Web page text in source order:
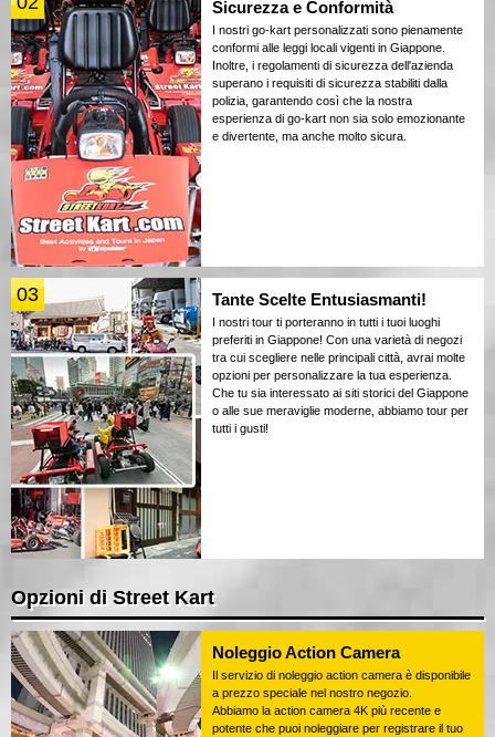
Sicurezza e Conformità
I nostri go-kart personalizzati sono pienamente
conformi alle leggi locali vigenti in Giappone.
Inoltre, i regolamenti di sicurezza dell'azienda
superano i requisiti di sicurezza stabiliti dalla
polizia, garantendo così che la nostra
esperienza di go-kart non sia solo emozionante
e divertente, ma anche molto sicura.
03 Tante Scelte Entusiasmanti!
I nostri tour ti porteranno in tutti i tuoi luoghi
preferiti in Giappone! Con una varietà di negozi
tra cui scegliere nelle principali città, avrai molte
opzioni per personalizzare la tua esperienza.
Che tu sia interessato ai siti storici del Giappone
o alle sue meraviglie moderne, abbiamo tour per
tutti i gusti!
Opzioni di Street Kart
Noleggio Action Camera
Il servizio di noleggio action camera è disponibile
a prezzo speciale nel nostro negozio.
Abbiamo la action camera 4K più recente e
potente che puoi noleggiare per registrare il tuo